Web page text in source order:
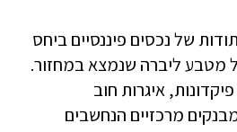
של נכסים פיננסיים ביחס
מטבע ליברה שנמצא במחזור.
איגרות חוב
מרכזיים הנחשבים